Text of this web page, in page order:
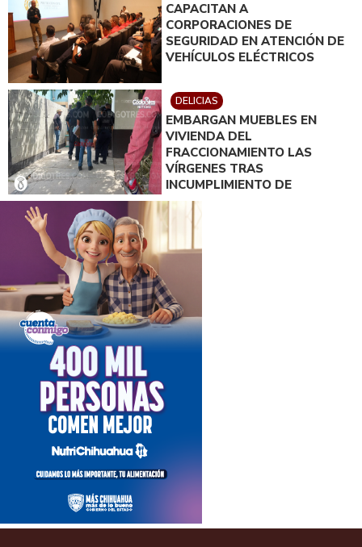
CAPACITAN A
CORPORACIONES DE
SEGURIDAD EN ATENCIÓN DE
VEHÍCULOS ELÉCTRICOS
DELICIAS
EMBARGAN MUEBLES EN
VIVIENDA DEL
FRACCIONAMIENTO LAS
VÍRGENES TRAS
INCUMPLIMIENTO DE
ACUERDO DE PAGO